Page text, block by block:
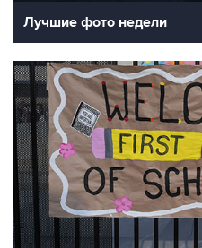
Лучшие фото недели